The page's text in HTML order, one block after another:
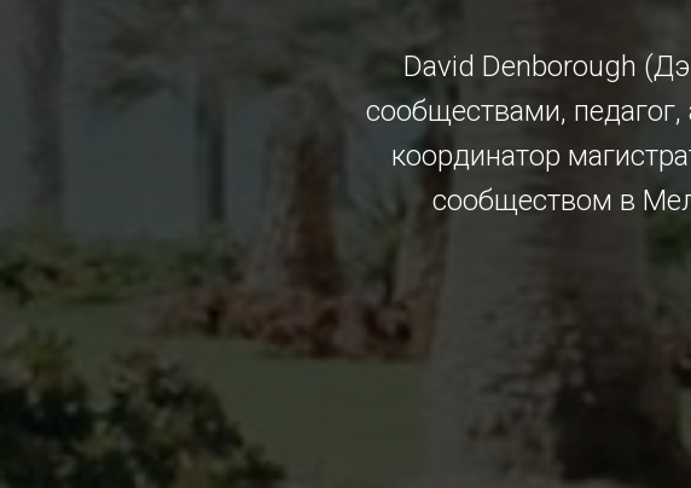
David Denborough
сообществами,
координатор
сообществом в